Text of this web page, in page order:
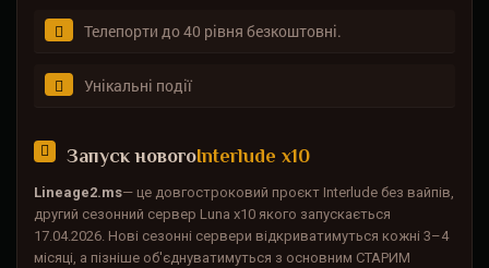
Телепорти до 40 рівня безкоштовні.
Унікальні події
Запуск новогоInterlude x10
Lineage2.ms— це довгостроковий проєкт Interlude без вайпів,
другий сезонний сервер Luna x10 якого запускається
17.04.2026. Нові сезонні сервери відкриватимуться кожні 3–4
місяці, а пізніше об'єднуватимуться з основним СТАРИМ